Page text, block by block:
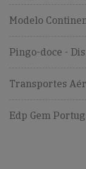
Modelo
Pingo-doce -
Transportes
Edp Gem